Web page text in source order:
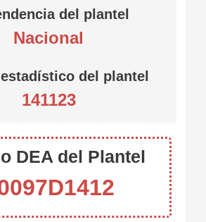
del plantel
Nacional
del plantel
141123
DEA del Plantel